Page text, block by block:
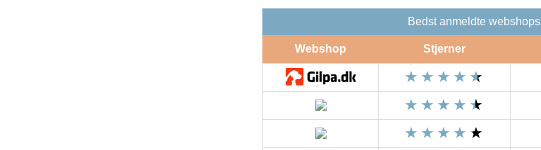
Bedst anmeldte webshops
Webshop Stjerner